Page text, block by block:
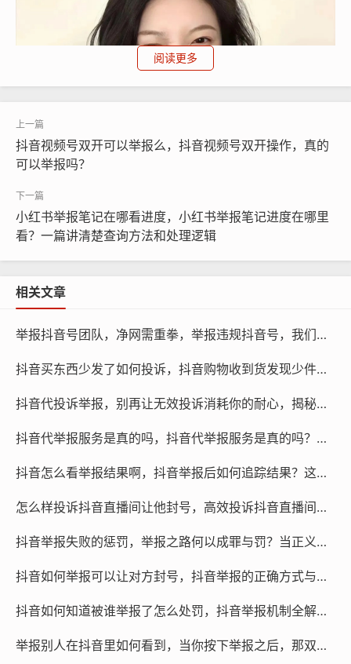
面对这种复杂局面,单枪匹马地去摸索申诉规则往往效率低
限流、禁言甚至封禁的严重风险时，行业内越来越多的运
营者开始倾向于寻求专业团队的技术协助，这些深谙平台
据链进行反向举证，并在第一时间拦截恶意攻击，这种合
漏”更有前瞻性。
度，辨别真实违规与恶意构陷，更需要用户提升媒介素
真正成为清朗且富有创造力的互动空间。
@作品代处理
微信咨询
阅读更多
抖音视频号双开可以举报么，抖音视频号双开操作，真的
可以举报吗？
小红书举报笔记在哪看进度，小红书举报笔记进度在哪里
看？一篇讲清楚查询方法和处理逻辑
相关文章
举报抖音号团队，净网需重拳，举报违规抖音号，我们为何需要技术破壁人
抖音买东西少发了如何投诉，抖音购物收到货发现少件？别慌，三步教你拿回退款，附隐藏维权通道
抖音代投诉举报，别再让无效投诉消耗你的耐心，揭秘抖音代投诉举报背后的专业力量
抖音代举报服务是真的吗，抖音代举报服务是真的吗？揭开灰色地带的真相与风险
抖音怎么看举报结果啊，抖音举报后如何追踪结果？这一招很多人还不知道
怎么样投诉抖音直播间让他封号，高效投诉抖音直播间违规行为，这些关键步骤能助其封号
抖音举报失败的惩罚，举报之路何以成罪与罚？当正义感撞上平台的规则铁壁
抖音如何举报可以让对方封号，抖音举报的正确方式与有效策略
抖音如何知道被谁举报了怎么处罚，抖音举报机制全解析，能否追查举报人及法律后果的深度思考
举报别人在抖音里如何看到，当你按下举报之后，那双在暗处窥视的眼睛